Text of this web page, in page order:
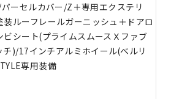
ーセルカバー/Z＋専用エクステリ
ルーフレールガーニッシュ＋ドアロ
シート(プライムスムースＸファブ
チ)/17インチアルミホイール(ベルリ
専用装備